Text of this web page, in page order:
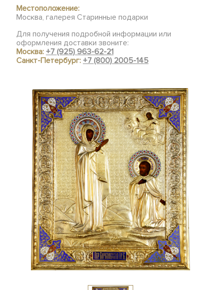
Местоположение:
Москва, галерея Старинные подарки
Для получения подробной информации или
оформления доставки звоните:
Москва:+7 (925) 963-62-21
Санкт-Петербург:+7 (800) 2005-145